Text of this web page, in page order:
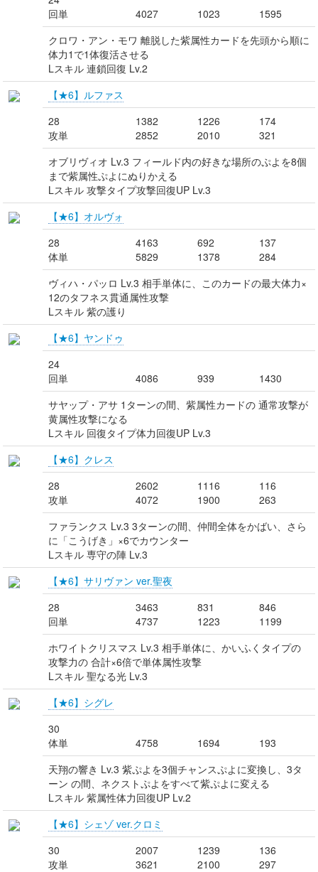
回単
4027 1023
1595
クロワ・アン・モワ 離脱した紫属性カードを先頭から順に
体力1で1体復活させる
Lスキル 連鎖回復 Lv.2
【★6】ルファス
28
攻単
1382
2852
1226
2010
174
321
オブリヴィオ Lv.3 フィールド内の好きな場所のぷよを8個
まで紫属性ぷよにぬりかえる
Lスキル 攻撃タイプ攻撃回復UP Lv.3
【★6】オルヴォ
28
体単
4163
5829
692
1378
137
284
ヴィハ・パッロ Lv.3 相手単体に、このカードの最大体力×
12のタフネス貫通属性攻撃
Lスキル 紫の護り
【★6】ヤンドゥ
24
回単
4086 939
1430
サヤップ・アサ 1ターンの間、紫属性カードの 通常攻撃が
黄属性攻撃になる
Lスキル 回復タイプ体力回復UP Lv.3
【★6】クレス
28
攻単
2602
4072
1116
1900
116
263
ファランクス Lv.3 3ターンの間、仲間全体をかばい、さら
に「こうげき」×6でカウンター
Lスキル 専守の陣 Lv.3
【★6】サリヴァン ver.聖夜
28
回単
3463
4737
831
1223
846
1199
ホワイトクリスマス Lv.3 相手単体に、かいふくタイプの
攻撃力の 合計×6倍で単体属性攻撃
Lスキル 聖なる光 Lv.3
【★6】シグレ
30
体単
4758 1694
193
天翔の響き Lv.3 紫ぷよを3個チャンスぷよに変換し、3タ
ーン の間、ネクストぷよをすべて紫ぷよに変える
Lスキル 紫属性体力回復UP Lv.2
【★6】シェゾ ver.クロミ
30
攻単
2007
3621
1239
2100
136
297